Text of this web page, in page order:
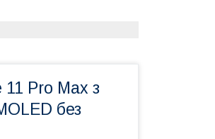
Pro Max з
без